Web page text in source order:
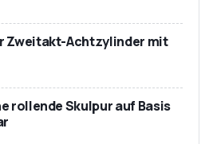
Zweitakt-Achtzylinder mit
rollende Skulpur auf Basis